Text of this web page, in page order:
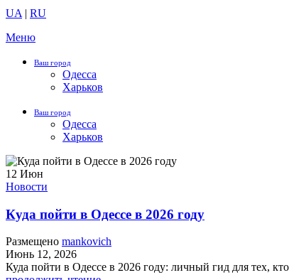
UA | RU
Меню
Ваш город
Одесса
Харьков
Ваш город
Одесса
Харьков
12 Июн
Новости
Куда пойти в Одессе в 2026 году
Размещено mankovich
Июнь 12, 2026
Куда пойти в Одессе в 2026 году: личный гид для тех,